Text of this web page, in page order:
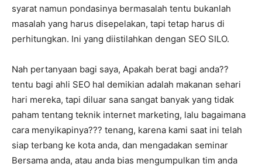
syarat namun pondasinya bermasalah tentu bukanlah
masalah yang harus disepelakan, tapi tetap harus di
perhitungkan. Ini yang diistilahkan dengan SEO SILO.
Nah pertanyaan bagi saya, Apakah berat bagi anda??
tentu bagi ahli SEO hal demikian adalah makanan sehari
hari mereka, tapi diluar sana sangat banyak yang tidak
paham tentang teknik internet marketing, lalu bagaimana
cara menyikapinya??? tenang, karena kami saat ini telah
siap terbang ke kota anda, dan mengadakan seminar
Bersama anda, atau anda bias mengumpulkan tim anda